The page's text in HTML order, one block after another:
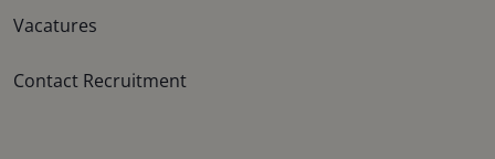
Vacatures
Contact Recruitment